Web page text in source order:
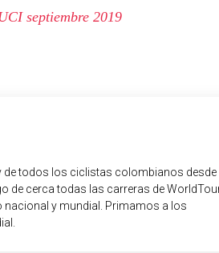
septiembre 2019
de todos los ciclistas colombianos desde
de cerca todas las carreras de
y mundial. Primamos a los